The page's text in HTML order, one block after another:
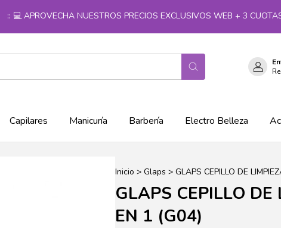
:: 💻 APROVECHA NUESTROS PRECIOS EXCLUSIVOS WEB + 3 CUOTAS
Capilares Manicuría Barbería Electro Belleza
Inicio > Glaps > GLAPS CEPILLO DE
GLAPS CEPILLO
EN 1 (G04)